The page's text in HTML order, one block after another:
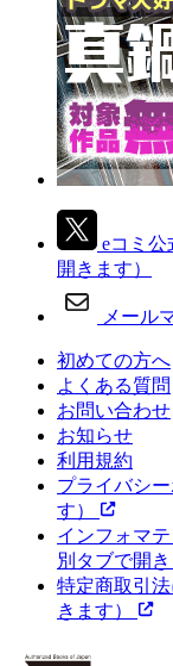
eコミ公
開きます）
メール
初めての方へ
よくある質問
お問い合わせ
お知らせ
利用規約
プライバシ
す）
インフォマ
別タブで開き
特定商取引
きます）